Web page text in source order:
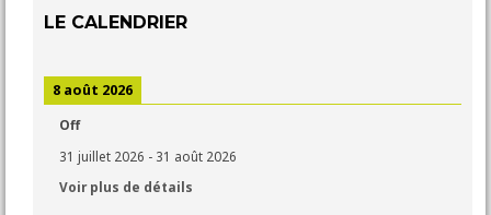
LE CALENDRIER
8 août 2026
Off
31 juillet 2026 - 31 août 2026
Voir plus de détails